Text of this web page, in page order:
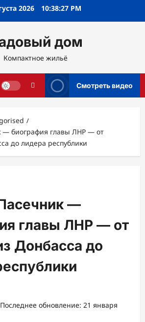
2026 10:38:28 PM
дом
Компактное жильё
Смотреть видео
— биография главы ЛНР — от
до лидера республики
—
главы ЛНР — от
Донбасса до
обновление: 21 января